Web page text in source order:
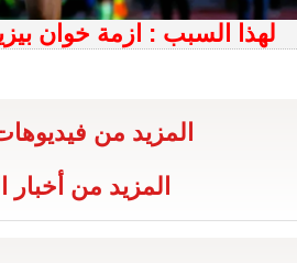
لهذا السبب : ازمة خوان
المزيد من
المزيد من أخبار